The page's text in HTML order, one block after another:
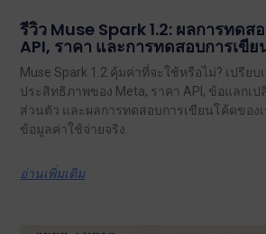
รีวิว Muse Spark 1.2: ผลการทดส
API, ราคา และการทดสอบการเขีย
Muse Spark 1.2 คุ้มค่าที่จะใช้หรือไม่? เปรีย
ประสิทธิภาพของ Meta, ราคา API, ข้อแลกเ
ส่วนตัว และผลการทดสอบการเขียนโค้ดของ
ข้อมูลค่าใช้จ่ายจริง.
อ่านเพิ่มเติม